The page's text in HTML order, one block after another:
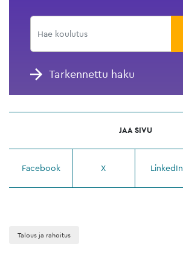
Tarkennettu haku
JAA SIVU
Facebook X LinkedIn
Talous ja rahoitus